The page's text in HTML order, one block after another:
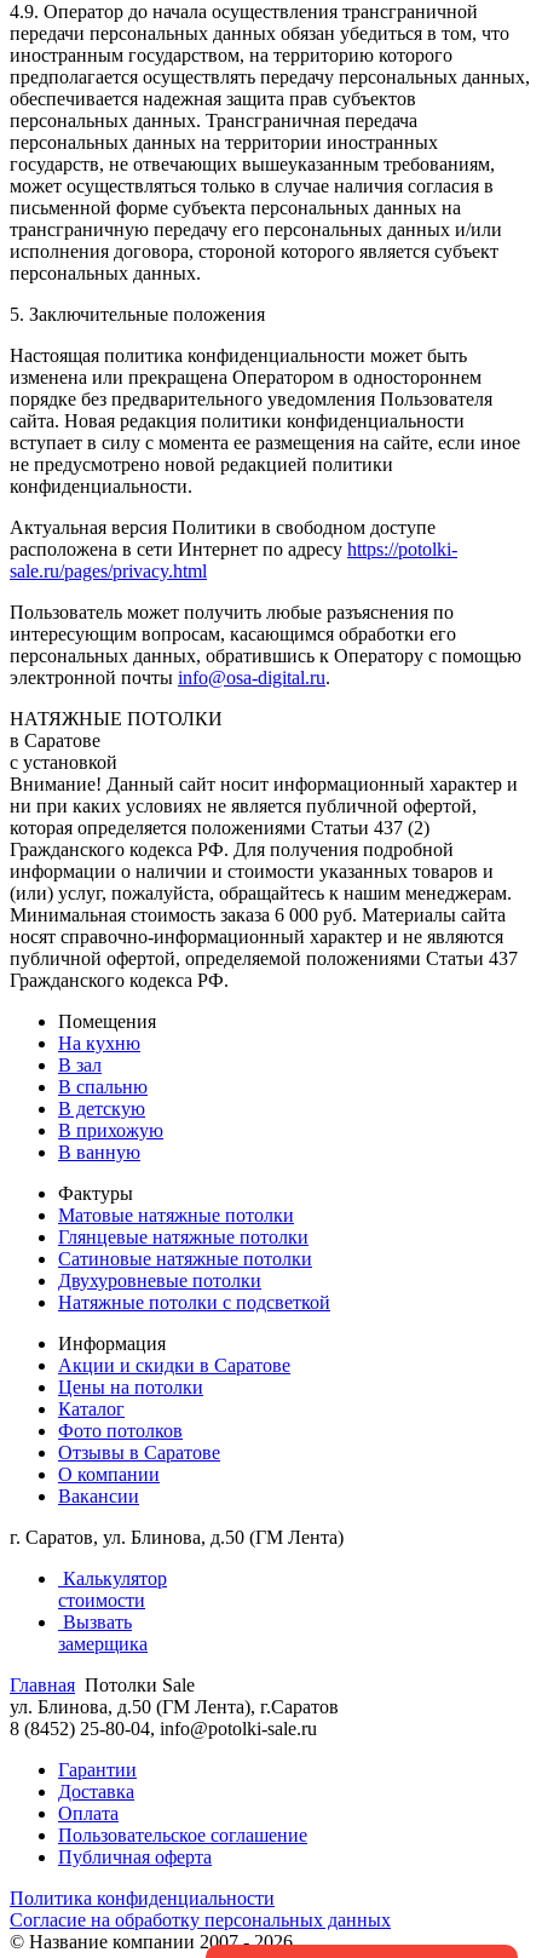
4.9. Оператор до начала осуществления трансграничной
передачи персональных данных обязан убедиться в том, что
иностранным государством, на территорию которого
предполагается осуществлять передачу персональных данных,
обеспечивается надежная защита прав субъектов
персональных данных. Трансграничная передача
персональных данных на территории иностранных
государств, не отвечающих вышеуказанным требованиям,
может осуществляться только в случае наличия согласия в
письменной форме субъекта персональных данных на
трансграничную передачу его персональных данных и/или
исполнения договора, стороной которого является субъект
персональных данных.
5. Заключительные положения
Настоящая политика конфиденциальности может быть
изменена или прекращена Оператором в одностороннем
порядке без предварительного уведомления Пользователя
сайта. Новая редакция политики конфиденциальности
вступает в силу с момента ее размещения на сайте, если иное
не предусмотрено новой редакцией политики
конфиденциальности.
Актуальная версия Политики в свободном доступе
расположена в сети Интернет по адресу https://potolki-
sale.ru/pages/privacy.html
Пользователь может получить любые разъяснения по
интересующим вопросам, касающимся обработки его
персональных данных, обратившись к Оператору с помощью
электронной почты info@osa-digital.ru.
НАТЯЖНЫЕ ПОТОЛКИ
в Саратове
с установкой
Внимание! Данный сайт носит информационный характер и
ни при каких условиях не является публичной офертой,
которая определяется положениями Статьи 437 (2)
Гражданского кодекса РФ. Для получения подробной
информации о наличии и стоимости указанных товаров и
(или) услуг, пожалуйста, обращайтесь к нашим менеджерам.
Минимальная стоимость заказа 6 000 руб. Материалы сайта
носят справочно-информационный характер и не являются
публичной офертой, определяемой положениями Статьи 437
Гражданского кодекса РФ.
Помещения
На кухню
В зал
В спальню
В детскую
В прихожую
В ванную
Фактуры
Матовые натяжные потолки
Глянцевые натяжные потолки
Сатиновые натяжные потолки
Двухуровневые потолки
Натяжные потолки с подсветкой
Информация
Акции и скидки в Саратове
Цены на потолки
Каталог
Фото потолков
Отзывы в Саратове
О компании
Вакансии
г. Саратов, ул. Блинова, д.50 (ГМ Лента)
Калькулятор
стоимости
Вызвать
замерщика
Главная Потолки Sale
ул. Блинова, д.50 (ГМ Лента), г.Саратов
8 (8452) 25-80-04, info@potolki-sale.ru
Гарантии
Доставка
Оплата
Пользовательское соглашение
Публичная оферта
Политика конфиденциальности
Согласие на обработку персональных данных
© Название компании 2007 - 2026